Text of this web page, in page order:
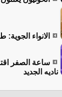
الانواء
ساعة الصفر
ناديه الجديد